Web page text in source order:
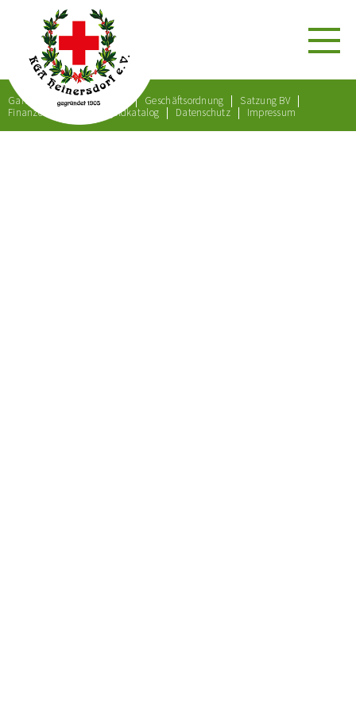
Gartenordnung Satzung Geschäftsordnung
Satzung BV
Finanzordnung
Bußgeldkatalog Datenschutz Impressum